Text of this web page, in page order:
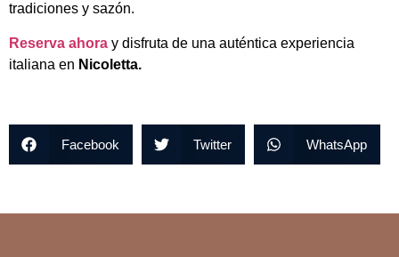
tradiciones y sazón.
Reserva ahora y disfruta de una auténtica experiencia
italiana en Nicoletta.
Facebook Twitter WhatsApp